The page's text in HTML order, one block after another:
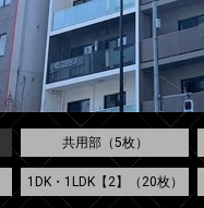
共用部（5枚）
1DK・1LDK【2】（20枚）